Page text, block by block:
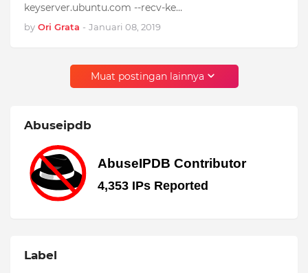
keyserver.ubuntu.com --recv-ke…
by Ori Grata - Januari 08, 2019
Muat postingan lainnya
Abuseipdb
Label